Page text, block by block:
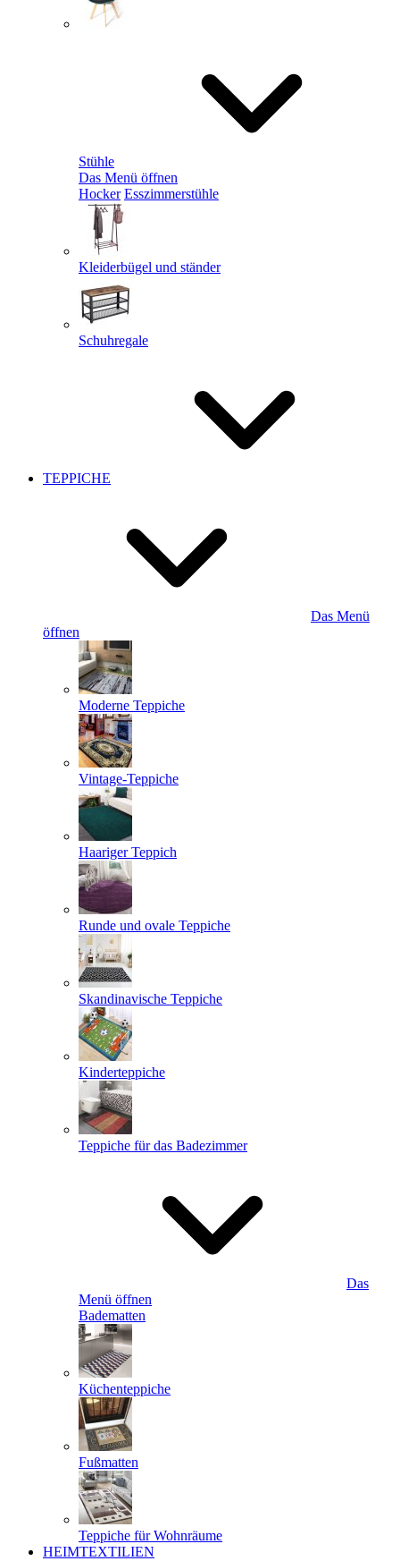
Stühle
Das Menü öffnen
Hocker Esszimmerstühle
Kleiderbügel und ständer
Schuhregale
TEPPICHE
Das Menü
öffnen
Moderne Teppiche
Vintage-Teppiche
Haariger Teppich
Runde und ovale Teppiche
Skandinavische Teppiche
Kinderteppiche
Teppiche für das Badezimmer
Das
Menü öffnen
Badematten
Küchenteppiche
Fußmatten
Teppiche für Wohnräume
HEIMTEXTILIEN